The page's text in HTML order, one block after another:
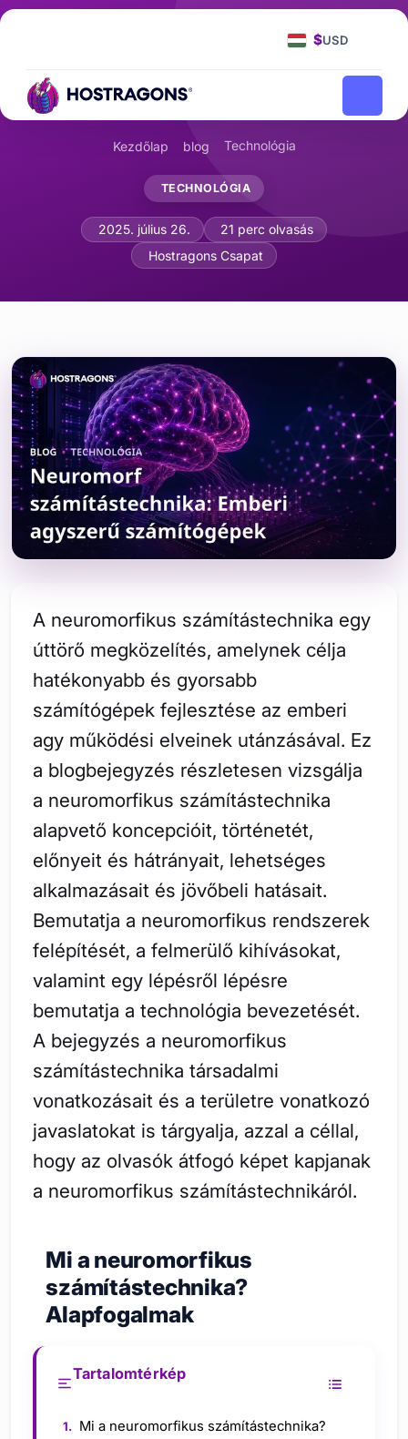
$USD
Kezdőlap blog Technológia
TECHNOLÓGIA
Neuromorf számítástechnika:
2025. július 26.
21 perc olvasás
Hostragons Csapat
A neuromorfikus számítástechnika egy
úttörő megközelítés, amelynek célja
hatékonyabb és gyorsabb
számítógépek fejlesztése az emberi
agy működési elveinek utánzásával. Ez
a blogbejegyzés részletesen vizsgálja
a neuromorfikus számítástechnika
alapvető koncepcióit, történetét,
előnyeit és hátrányait, lehetséges
alkalmazásait és jövőbeli hatásait.
Bemutatja a neuromorfikus rendszerek
felépítését, a felmerülő kihívásokat,
valamint egy lépésről lépésre
bemutatja a technológia bevezetését.
A bejegyzés a neuromorfikus
számítástechnika társadalmi
vonatkozásait és a területre vonatkozó
javaslatokat is tárgyalja, azzal a céllal,
hogy az olvasók átfogó képet kapjanak
a neuromorfikus számítástechnikáról.
Mi a neuromorfikus
számítástechnika?
Alapfogalmak
Tartalomtérkép
Mi a neuromorfikus számítástechnika?